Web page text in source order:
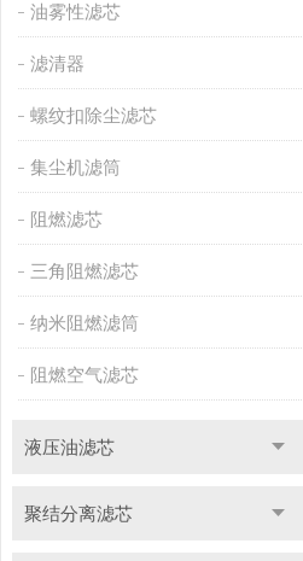
油雾性滤芯
滤清器
螺纹扣除尘滤芯
集尘机滤筒
阻燃滤芯
三角阻燃滤芯
纳米阻燃滤筒
阻燃空气滤芯
液压油滤芯
聚结分离滤芯